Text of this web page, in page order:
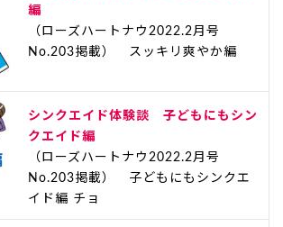
編
（ローズハートナウ2022.2月号
No.203掲載） スッキリ爽やか編
シンクエイド体験談 子どもにもシン
クエイド編
（ローズハートナウ2022.2月号
No.203掲載） 子どもにもシンクエ
イド編 チョ